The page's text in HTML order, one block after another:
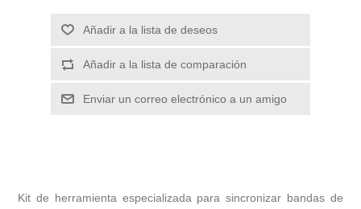
Añadir a la lista de deseos
Añadir a la lista de comparación
Enviar un correo electrónico a un amigo
Kit de herramienta especializada para sincronizar bandas de